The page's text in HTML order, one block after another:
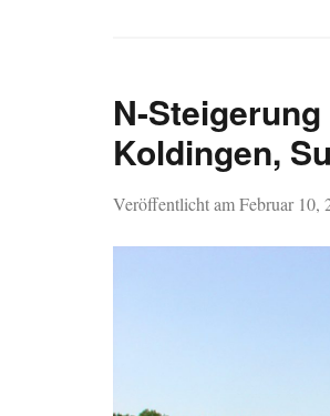
N-
Koldingen,
Veröffentlicht amFebruar 10,